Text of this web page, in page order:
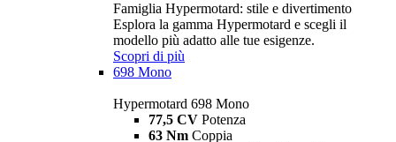
Famiglia Hypermotard: stile e divertimento
Esplora la gamma Hypermotard e scegli il
modello più adatto alle tue esigenze.
Scopri di più
698 Mono
Hypermotard 698 Mono
77,5 CV Potenza
63 Nm Coppia